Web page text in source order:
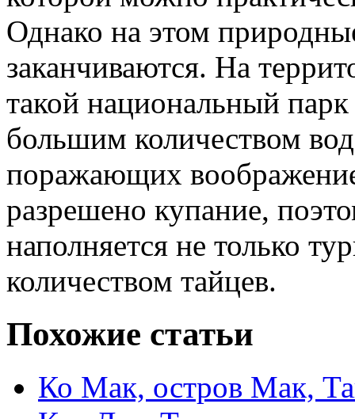
Однако на этом
заканчиваются. На
такой национальный
большим количеством
поражающих
разрешено купание,
наполняется не только
количеством тайцев.
Похожие статьи
Ко Мак, остров Мак,